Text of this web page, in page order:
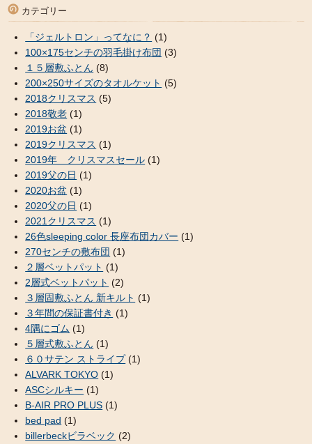
カテゴリー
「ジェルトロン」ってなに？ (1)
100×175センチの羽毛掛け布団 (3)
１５層敷ふとん (8)
200×250サイズのタオルケット (5)
2018クリスマス (5)
2018敬老 (1)
2019お盆 (1)
2019クリスマス (1)
2019年 クリスマスセール (1)
2019父の日 (1)
2020お盆 (1)
2020父の日 (1)
2021クリスマス (1)
26色sleeping color 長座布団カバー (1)
270センチの敷布団 (1)
２層ベットパット (1)
2層式ベットパット (2)
３層固敷ふとん 新キルト (1)
３年間の保証書付き (1)
4隅にゴム (1)
５層式敷ふとん (1)
６０サテン ストライプ(1)
ALVARK TOKYO (1)
ASCシルキー (1)
B-AIR PRO PLUS (1)
bed pad (1)
billerbeckビラベック (2)